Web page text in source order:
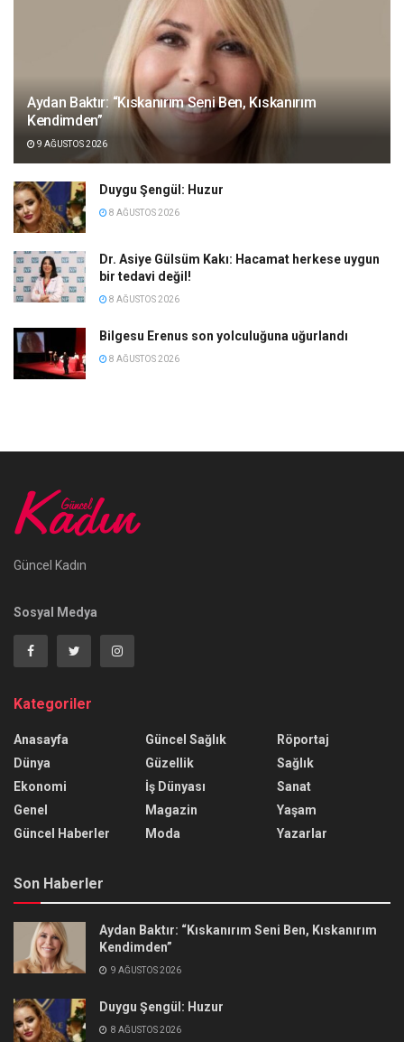
Aydan Baktır: “Kıskanırım Seni Ben, Kıskanırım
Kendimden”
9 AĞUSTOS 2026
Duygu Şengül: Huzur
8 AĞUSTOS 2026
Dr. Asiye Gülsüm Kakı: Hacamat herkese uygun
bir tedavi değil!
8 AĞUSTOS 2026
Bilgesu Erenus son yolculuğuna uğurlandı
8 AĞUSTOS 2026
Güncel Kadın
Sosyal Medya
Kategoriler
Anasayfa
Dünya
Ekonomi
Genel
Güncel Haberler
Güncel Sağlık
Güzellik
İş Dünyası
Magazin
Moda
Röportaj
Sağlık
Sanat
Yaşam
Yazarlar
Son Haberler
Aydan Baktır: “Kıskanırım Seni Ben, Kıskanırım
Kendimden”
9 AĞUSTOS 2026
Duygu Şengül: Huzur
8 AĞUSTOS 2026